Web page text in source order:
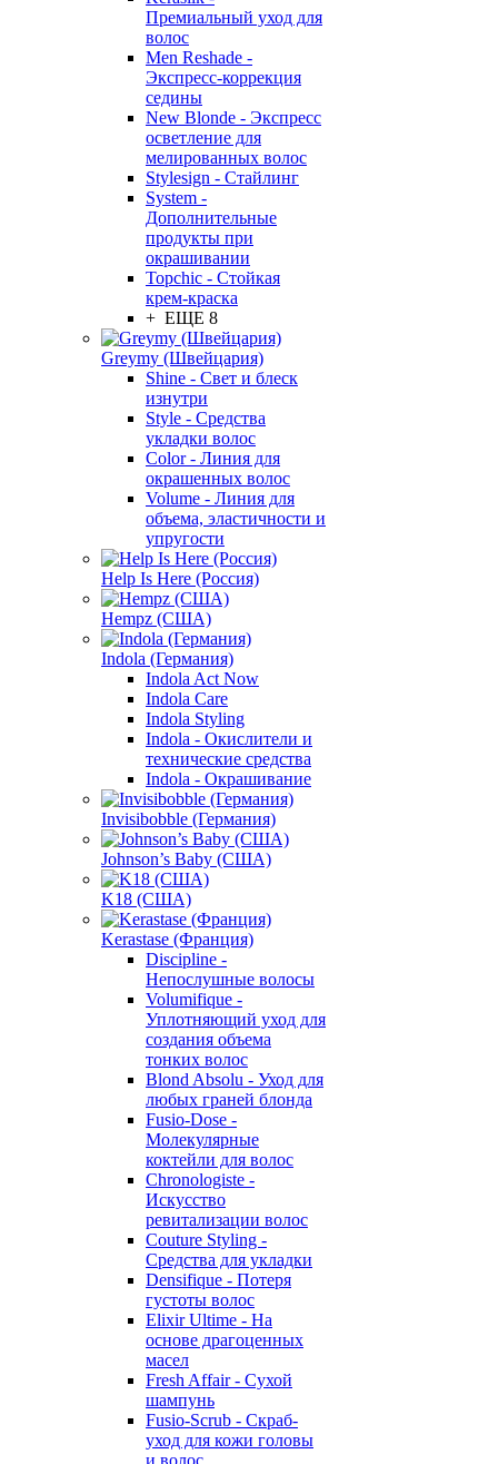
Премиальный уход для
волос
Men Reshade -
Экспресс-коррекция
седины
New Blonde - Экспресс
осветление для
мелированных волос
Stylesign - Стайлинг
System -
Дополнительные
продукты при
окрашивании
Topchic - Стойкая
крем-краска
+ ЕЩЕ 8
Greymy (Швейцария)
Shine - Свет и блеск
изнутри
Style - Средства
укладки волос
Color - Линия для
окрашенных волос
Volume - Линия для
объема, эластичности и
упругости
Help Is Here (Россия)
Hempz (США)
Indola (Германия)
Indola Act Now
Indola Care
Indola Styling
Indola - Окислители и
технические средства
Indola - Окрашивание
Invisibobble (Германия)
Johnson’s Baby (США)
K18 (США)
Kerastase (Франция)
Discipline -
Непослушные волосы
Volumifique -
Уплотняющий уход для
создания объема
тонких волос
Blond Absolu - Уход для
любых граней блонда
Fusio-Dose -
Молекулярные
коктейли для волос
Chronologiste -
Искусство
ревитализации волос
Couture Styling -
Средства для укладки
Densifique - Потеря
густоты волос
Elixir Ultime - На
основе драгоценных
масел
Fresh Affair - Сухой
шампунь
Fusio-Scrub - Скраб-
уход для кожи головы
и волос